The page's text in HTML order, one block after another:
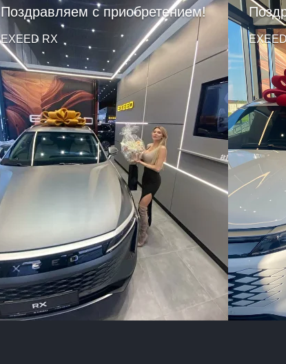
Поздравляем с приобретением!
EXEED RX